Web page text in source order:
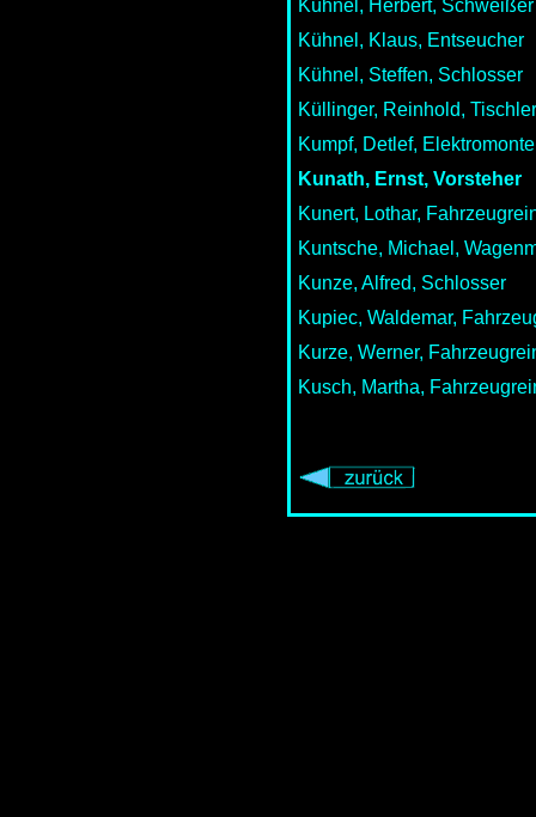
Kühnel, Herbert, Schweißer
Kühnel, Klaus, Entseucher
Kühnel, Steffen, Schlosser
Küllinger, Reinhold, Tischler
Kumpf, Detlef,
Kunath, Ernst, Vorsteher
Kunert, Lothar,
Kuntsche, Michael,
Kunze, Alfred, Schlosser
Kupiec, Waldemar,
Kurze, Werner,
Kusch, Martha,